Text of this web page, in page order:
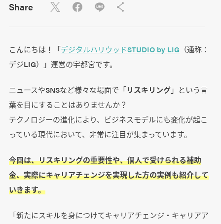
Share
こんにちは！「デジタルハリウッドSTUDIO by LIG （通称：
デジLIG）」運営の宇都宮です。
ニュースやSNSなど様々な場面で「リスキリング」という言
葉を目にすることはありませんか？
テクノロジーの進化により、ビジネスモデルにも変化が起こ
っている現代において、非常に注目が集まっています。
今回は、リスキリングの重要性や、個人で受けられる補助
金、実際にキャリアチェンジを実現した方の実例も紹介して
いきます。
「新たにスキルを身につけてキャリアチェンジ・キャリアア